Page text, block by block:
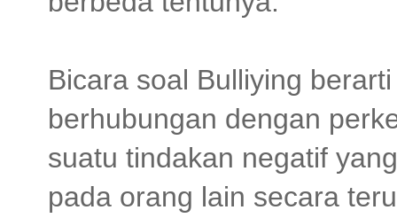
Bicara soal Bulliying
berhubungan dengan
suatu tindakan negatif
pada orang lain secara